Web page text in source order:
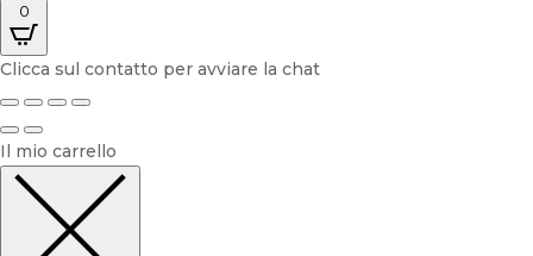
0
Clicca sul contatto per avviare la chat
Il mio carrello